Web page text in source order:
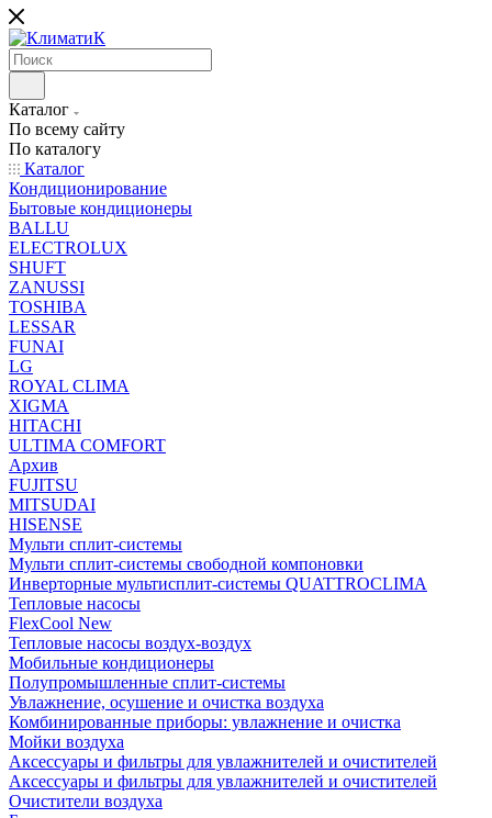
Каталог
По всему сайту
По каталогу
Каталог
Кондиционирование
Бытовые кондиционеры
BALLU
ELECTROLUX
SHUFT
ZANUSSI
TOSHIBA
LESSAR
FUNAI
LG
ROYAL CLIMA
XIGMA
HITACHI
ULTIMA COMFORT
Архив
FUJITSU
MITSUDAI
HISENSE
Мульти сплит-системы
Мульти сплит-системы свободной компоновки
Инверторные мультисплит-системы QUATTROCLIMA
Тепловые насосы
FlexCool New
Тепловые насосы воздух-воздух
Мобильные кондиционеры
Полупромышленные сплит-системы
Увлажнение, осушение и очистка воздуха
Комбинированные приборы: увлажнение и очистка
Мойки воздуха
Аксессуары и фильтры для увлажнителей и очистителей
Аксессуары и фильтры для увлажнителей и очистителей
Очистители воздуха